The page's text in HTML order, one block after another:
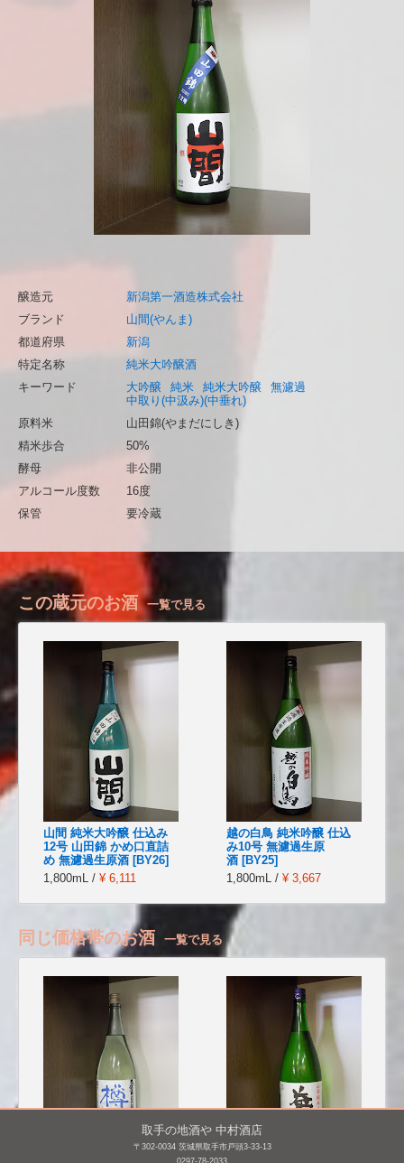
醸造元
新潟第一酒造株式会社
ブランド
山間(やんま)
都道府県
新潟
特定名称
純米大吟醸酒
キーワード
大吟醸 純米 純米大吟醸
無濾過
中取り(中汲み)(中垂れ)
原料米
山田錦(やまだにしき)
精米歩合
50%
酵母
非公開
アルコール度数
16度
保管
要冷蔵
この蔵元のお酒 一覧で見る
山間 純米大吟醸 仕込み
12号 山田錦 かめ口直詰
め 無濾過生原酒 [BY26]
1,800mL / ¥ 6,111
越の白鳥 純米吟醸 仕込
み10号 無濾過生原
酒 [BY25]
1,800mL / ¥ 3,667
同じ価格帯のお酒 一覧で見る
取手の地酒や 中村酒店
〒302-0034 茨城県取手市戸頭3-33-13
0297-78-2033